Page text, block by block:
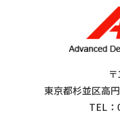
東京都杉並区高
TEL